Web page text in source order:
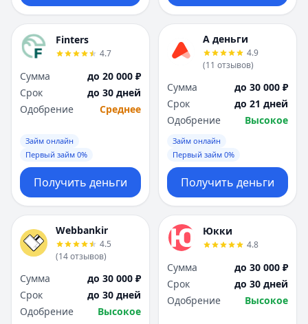
Finters
4.7
Сумма
до 20 000 ₽
Срок
до 30 дней
Одобрение
Среднее
Займ онлайн
Первый займ 0%
Получить деньги
А деньги
4.9
(11 отзывов)
Сумма
до 30 000 ₽
Срок
до 21 дней
Одобрение
Высокое
Займ онлайн
Первый займ 0%
Получить деньги
Webbankir
4.5
(14отзывов)
Сумма
до 30 000 ₽
Срок
до 30 дней
Одобрение
Высокое
Юкки
4.8
Сумма
до 30 000 ₽
Срок
до 30 дней
Одобрение
Высокое